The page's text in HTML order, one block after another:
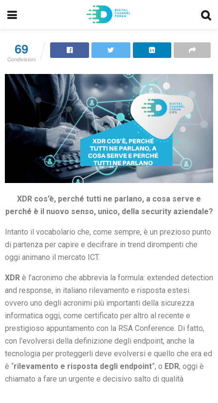
69
Condivisioni
XDR cos’è, perché tutti ne parlano, a cosa serve e
perché è il nuovo senso, unico, della security aziendale?
Intanto il vocabolario che, come sempre, è un prezioso punto
di partenza per capire e decifrare in trend dirompenti che
oggi animano il mercato ICT.
XDR è l’acronimo che abbrevia la formula: extended detection
and response, in italiano rilevamento e risposta estesi
ovvero uno degli acronimi più importanti della sicurezza
informatica oggi, come certificato per altro al recente e
prestigioso appuntamento con la RSA Conference. Di fatto,
con l’evolversi della definizione degli endpoint, anche la
tecnologia per proteggerli deve evolversi e quello che era ed
è “rilevamento e risposta degli endpoint”, o EDR, oggi è
chiamato a fare un urgente e decisivo salto di qualità